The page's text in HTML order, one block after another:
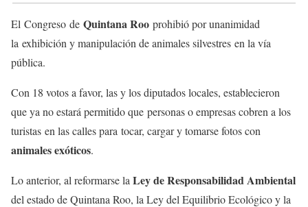
El Congreso de Quintana Roo prohibió por unanimidad
la exhibición y manipulación de animales silvestres en la vía
pública.
Con 18 votos a favor, las y los diputados locales, establecieron
que ya no estará permitido que personas o empresas cobren a los
turistas en las calles para tocar, cargar y tomarse fotos con
animales exóticos.
Lo anterior, al reformarse la Ley de Responsabilidad Ambiental
del estado de Quintana Roo, la Ley del Equilibrio Ecológico y la